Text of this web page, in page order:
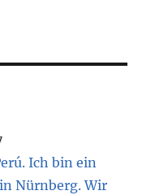
Ich bin ein
Nürnberg. Wir